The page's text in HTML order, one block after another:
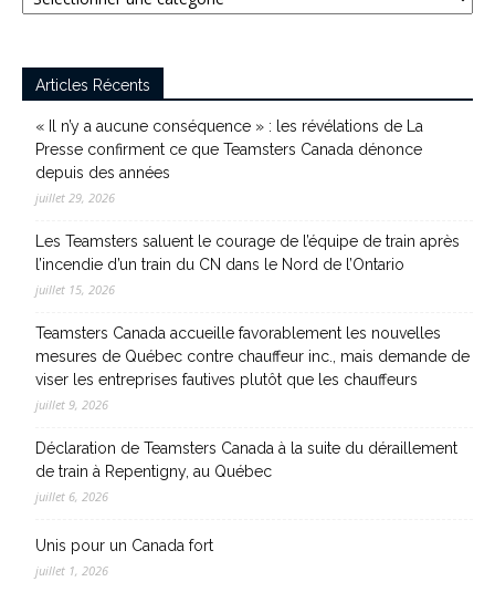
Articles Récents
« Il n’y a aucune conséquence » : les révélations de La
Presse confirment ce que Teamsters Canada dénonce
depuis des années
juillet 29, 2026
Les Teamsters saluent le courage de l’équipe de train après
l’incendie d’un train du CN dans le Nord de l’Ontario
juillet 15, 2026
Teamsters Canada accueille favorablement les nouvelles
mesures de Québec contre chauffeur inc., mais demande de
viser les entreprises fautives plutôt que les chauffeurs
juillet 9, 2026
Déclaration de Teamsters Canada à la suite du déraillement
de train à Repentigny, au Québec
juillet 6, 2026
Unis pour un Canada fort
juillet 1, 2026